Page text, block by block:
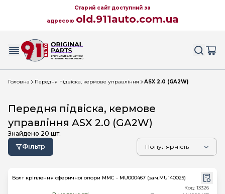
Старий сайт доступний за
адресою old.911auto.com.ua
Головна Передня підвіска, кермове управління ASX 2.0 (GA2W)
Передня підвіска, кермове
управління ASX 2.0 (GA2W)
Знайдено 20 шт.
Фільтр
Болт кріплення сферичної опори MMC - MU000467 (зам.MU140029)
Код: 13326